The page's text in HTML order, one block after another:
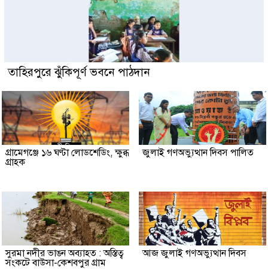
তাহিরপুরে ঝুঁকিপূর্ণ ভবনে পাঠদান
গ্রামেগঞ্জে ১৬ ঘণ্টা লোডশেডিং, ক্ষুব্ধ
গ্রাহক
জুলাই গণঅভ্যুত্থান দিবস পালিত
সুরমা নদীর ভাঙন অব্যাহত : অস্তিত্ব
সংকটে বাউসা-কেশবপুর গ্রাম
আজ জুলাই গণঅভ্যুত্থান দিবস